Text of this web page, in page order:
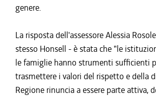
genere.
La risposta dell'assessore Alessia
stesso Honsell - è stata che "le
le famiglie hanno strumenti sufficienti
trasmettere i valori del rispetto e della
Regione rinuncia a essere parte attiva,